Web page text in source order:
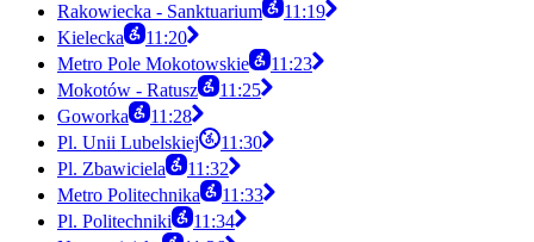
Rakowiecka - Sanktuarium
11:19
Kielecka
11:20
Metro Pole Mokotowskie
11:23
Mokotów - Ratusz
11:25
Goworka
11:28
Pl. Unii Lubelskiej
11:30
Pl. Zbawiciela
11:32
Metro Politechnika
11:33
Pl. Politechniki
11:34